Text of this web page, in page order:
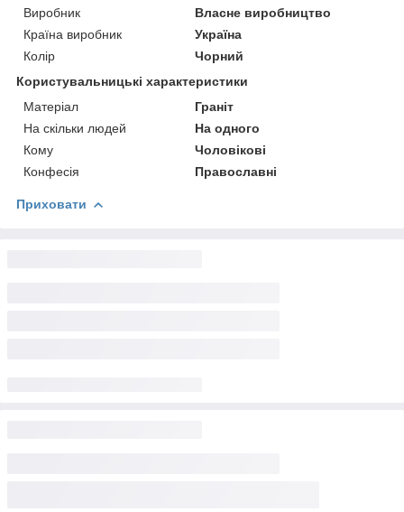
Виробник
Власне виробництво
Країна виробник
Україна
Колір
Чорний
Користувальницькі характеристики
Матеріал
Граніт
На скільки людей
На одного
Кому
Чоловікові
Конфесія
Православні
Приховати